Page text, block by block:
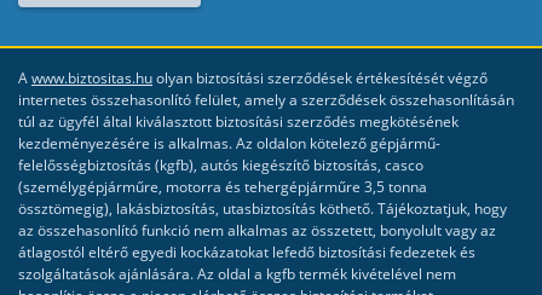
Awww.biztositas.huolyan biztosítási szerződések értékesítését végző
internetes összehasonlító felület, amely a szerződések összehasonlításán
túl az ügyfél által kiválasztott biztosítási szerződés megkötésének
kezdeményezésére is alkalmas. Az oldalon kötelező gépjármű-
felelősségbiztosítás (kgfb), autós kiegészítő biztosítás, casco
(személygépjárműre, motorra és tehergépjárműre 3,5 tonna
össztömegig), lakásbiztosítás, utasbiztosítás köthető. Tájékoztatjuk, hogy
az összehasonlító funkció nem alkalmas az összetett, bonyolult vagy az
átlagostól eltérő egyedi kockázatokat lefedő biztosítási fedezetek és
szolgáltatások ajánlására. Az oldal a kgfb termék kivételével nem